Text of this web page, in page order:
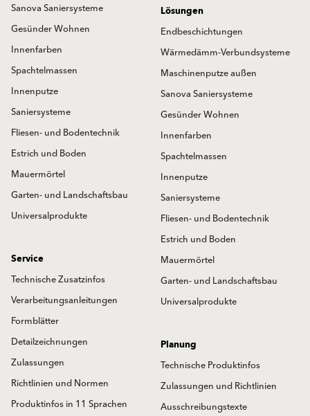
Sanova Saniersysteme
Gesünder Wohnen
Innenfarben
Spachtelmassen
Innenputze
Saniersysteme
Fliesen- und Bodentechnik
Estrich und Boden
Mauermörtel
Garten- und Landschaftsbau
Universalprodukte
Lösungen
Endbeschichtungen
Wärmedämm-Verbundsysteme
Maschinenputze außen
Sanova Saniersysteme
Gesünder Wohnen
Innenfarben
Spachtelmassen
Innenputze
Saniersysteme
Fliesen- und Bodentechnik
Estrich und Boden
Mauermörtel
Garten- und Landschaftsbau
Universalprodukte
Service
Technische Zusatzinfos
Verarbeitungsanleitungen
Formblätter
Detailzeichnungen
Zulassungen
Richtlinien und Normen
Produktinfos in 11 Sprachen
Planung
Technische Produktinfos
Zulassungen und Richtlinien
Ausschreibungstexte